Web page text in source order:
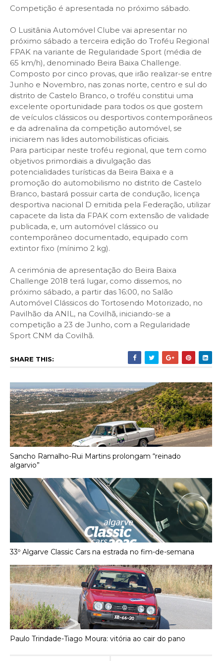
Competição é apresentada no próximo sábado.
O Lusitânia Automóvel Clube vai apresentar no
próximo sábado a terceira edição do Troféu Regional
FPAK na variante de Regularidade Sport (média de
65 km/h), denominado Beira Baixa Challenge.
Composto por cinco provas, que irão realizar-se entre
Junho e Novembro, nas zonas norte, centro e sul do
distrito de Castelo Branco, o troféu constitui uma
excelente oportunidade para todos os que gostem
de veículos clássicos ou desportivos contemporâneos
e da adrenalina da competição automóvel, se
iniciarem nas lides automobilísticas oficiais.
Para participar neste troféu regional, que tem como
objetivos primordiais a divulgação das
potencialidades turísticas da Beira Baixa e a
promoção do automobilismo no distrito de Castelo
Branco, bastará possuir carta de condução, licença
desportiva nacional D emitida pela Federação, utilizar
capacete da lista da FPAK com extensão de validade
publicada, e, um automóvel clássico ou
contemporâneo documentado, equipado com
extintor fixo (mínimo 2 kg).
A cerimónia de apresentação do Beira Baixa
Challenge 2018 terá lugar, como dissemos, no
próximo sábado, a partir das 16:00, no Salão
Automóvel Clássicos do Tortosendo Motorizado, no
Pavilhão da ANIL, na Covilhã, iniciando-se a
competição a 23 de Junho, com a Regularidade
Sport CNM da Covilhã.
SHARE THIS:
Sancho Ramalho-Rui Martins prolongam “reinado
algarvio”
33º Algarve Classic Cars na estrada no fim-de-semana
Paulo Trindade-Tiago Moura: vitória ao cair do pano